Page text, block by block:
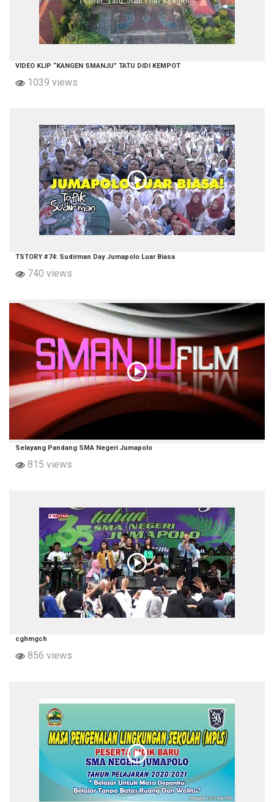
VIDEO KLIP “KANGEN SMANJU” TATU DIDI KEMPOT
1039 views
TSTORY #74: Sudirman Day Jumapolo Luar Biasa
740 views
Selayang Pandang SMA Negeri Jumapolo
815 views
cghmgch
856 views